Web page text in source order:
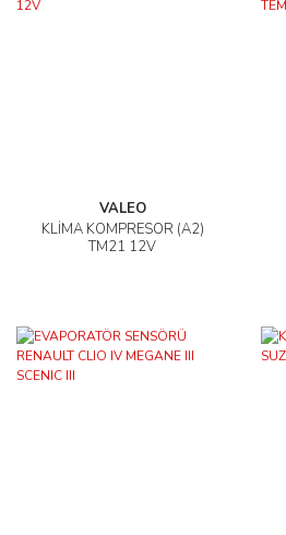
VALEO
KLİMA KOMPRESÖR (A2)
TM21 12V